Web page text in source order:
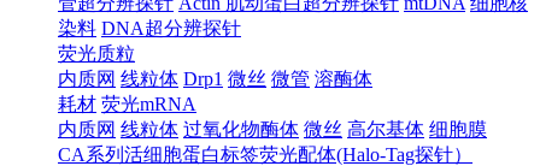
染料 DNA超分辨探针
荧光质粒
内质网 线粒体 Drp1 微丝 微管 溶酶体
耗材 荧光mRNA
内质网 线粒体 过氧化物酶体 微丝 高尔基体 细胞膜
CA系列活细胞蛋白标签荧光配体(Halo-Tag探针）